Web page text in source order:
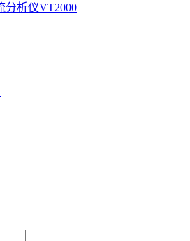
分析仪VT2000